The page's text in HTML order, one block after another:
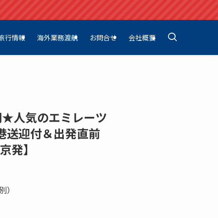
行情報 海外業務渡航 お問合せ 会社概要
人気のエミレーツ
送迎付＆出発直前
発】